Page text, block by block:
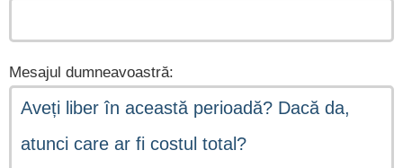
Mesajul dumneavoastră: